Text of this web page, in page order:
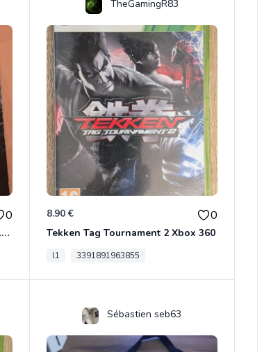
0
Écran bon état du jeu Vampire et livre de règles « la mascarade » état d’usage
TheGamingR83
8.90 € 0
Tekken Tag Tournament 2 Xbox 360
l1 3391891963855
Sébastien seb63